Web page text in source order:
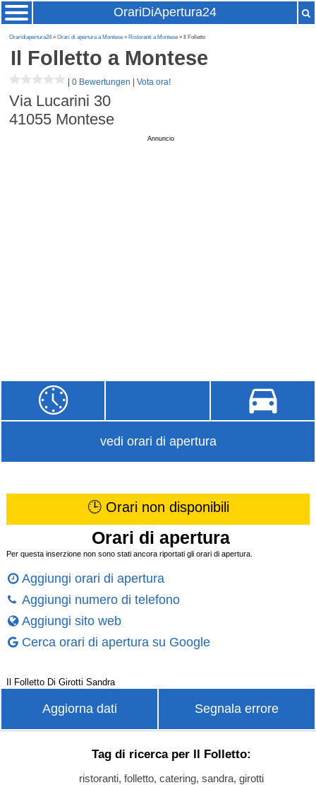
OrariDiApertura24
Oraridiapertura24»Orari di apertura a Montese » Ristoranti a Montese » Il Folletto
Il Folletto a Montese
|0 Bewertungen |Vota ora!
Via Lucarini 30
41055 Montese
Annuncio
vedi orari di apertura
🕒 Orari non disponibili
Orari di apertura
Per questa inserzione non sono stati ancora riportati gli orari di apertura.
Aggiungi orari di apertura
Aggiungi numero di telefono
Aggiungi sito web
Cerca orari di apertura su Google
Il Folletto Di Girotti Sandra
Aggiorna dati Segnala errore
Tag di ricerca per Il Folletto:
ristoranti, folletto, catering, sandra, girotti